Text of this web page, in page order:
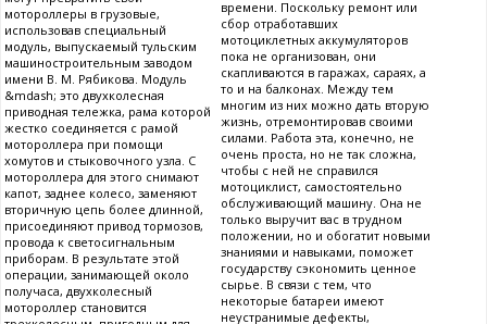
мотороллеры в грузовые,
использовав специальный
модуль, выпускаемый тульским
машиностроительным заводом
имени В. М. Рябикова. Модуль
&mdash; это двухколесная
приводная тележка, рама которой
жестко соединяется с рамой
мотороллера при помощи
хомутов и стыковочного узла. С
мотороллера для этого снимают
капот, заднее колесо, заменяют
вторичную цепь более длинной,
присоединяют привод тормозов,
провода к светосигнальным
приборам. В результате этой
операции, занимающей около
получаса, двухколесный
мотороллер становится
времени. Поскольку ремонт или
сбор отработавших
мотоциклетных аккумуляторов
пока не организован, они
скапливаются в гаражах, сараях, а
то и на балконах. Между тем
многим из них можно дать вторую
жизнь, отремонтировав своими
силами. Работа эта, конечно, не
очень проста, но не так сложна,
чтобы с ней не справился
мотоциклист, самостоятельно
обслуживающий машину. Она не
только выручит вас в трудном
положении, но и обогатит новыми
знаниями и навыками, поможет
государству сэкономить ценное
сырье. В связи с тем, что
некоторые батареи имеют
неустранимые дефекты,